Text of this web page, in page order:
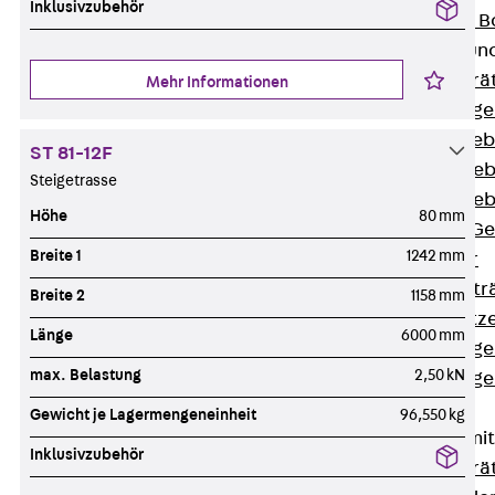
Nivellierbare
Gerätebecher
Zurück
Runde
Eckige
Eckige
Zubehör für
Geräteträger
Multimedia
Gerätebecher
Zurück
Inklusivzubehör
Mehr Informationen
ST 81-12F
Steigetrasse
Höhe 80 mm
Breite 1 1242 mm
Breite 2 1158 mm
Länge 6000 mm
max. Belastung 2,50 kN
Gewicht je Lagermengeneinheit 96,550 kg
Inklusivzubehör